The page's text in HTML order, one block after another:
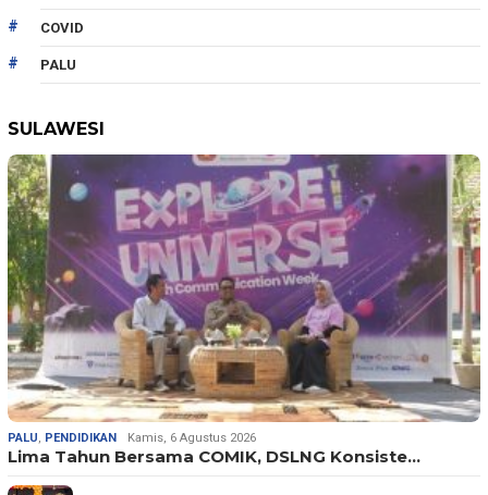
COVID
PALU
SULAWESI
PALU, PENDIDIKAN Kamis, 6 Agustus 2026
Lima Tahun Bersama COMIK, DSLNG Konsiste…